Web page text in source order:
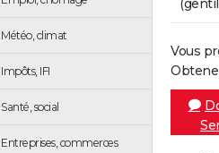
Météo, climat
Impôts, IFI
Santé, social
Entreprises, commerces
Vous